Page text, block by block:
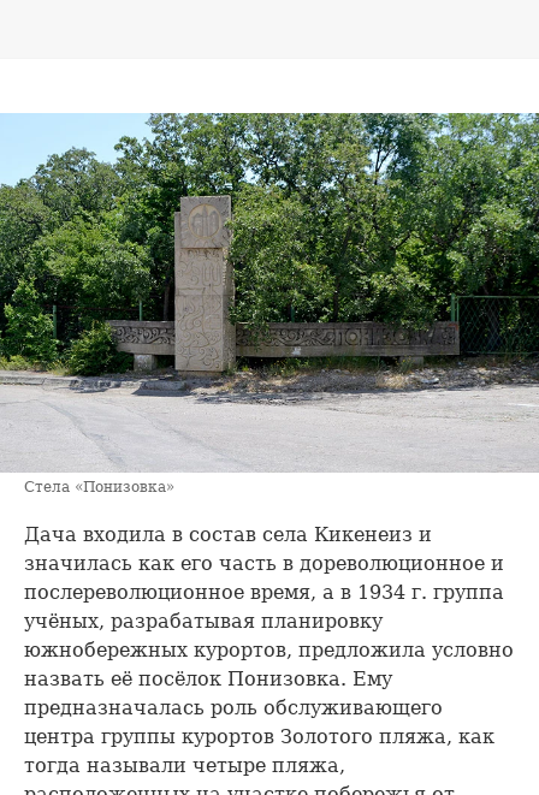
Стела «Понизовка»
Дача входила в состав села Кикенеиз и
значилась как его часть в дореволюционное и
послереволюционное время, а в 1934 г. группа
учёных, разрабатывая планировку
южнобережных курортов, предложила условно
назвать её посёлок Понизовка. Ему
предназначалась роль обслуживающего
центра группы курортов Золотого пляжа, как
тогда называли четыре пляжа,